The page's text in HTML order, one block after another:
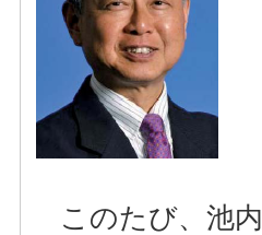
このたび、池